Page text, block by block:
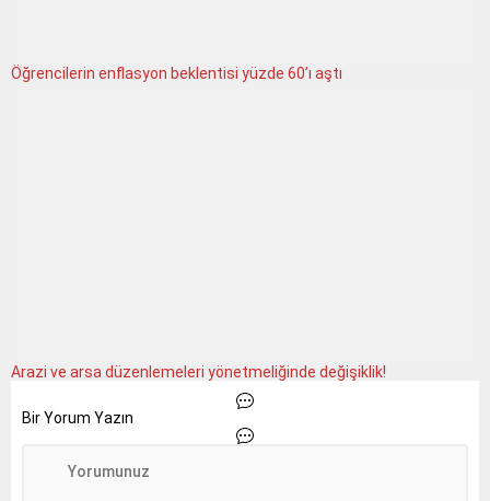
Öğrencilerin enflasyon beklentisi yüzde 60’ı aştı
Arazi ve arsa düzenlemeleri yönetmeliğinde değişiklik!
Bir Yorum Yazın